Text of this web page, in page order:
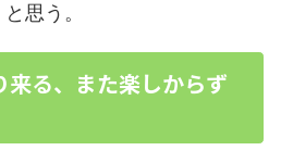
思う。
る、また楽しからず